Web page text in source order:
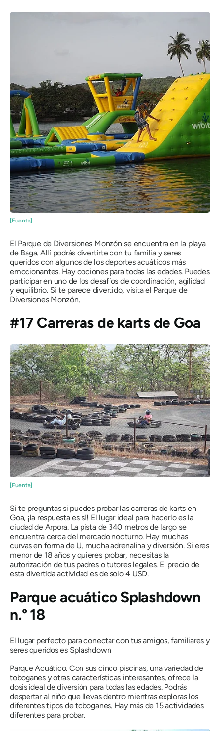
[Fuente]
El Parque de Diversiones Monzón se encuentra en la playa
de Baga. Allí podrás divertirte con tu familia y seres
queridos con algunos de los deportes acuáticos más
emocionantes. Hay opciones para todas las edades. Puedes
participar en uno de los desafíos de coordinación, agilidad
y equilibrio. Si te parece divertido, visita el Parque de
Diversiones Monzón.
#17 Carreras de karts de Goa
[Fuente]
Si te preguntas si puedes probar las carreras de karts en
Goa, ¡la respuesta es sí! El lugar ideal para hacerlo es la
ciudad de Arpora. La pista de 340 metros de largo se
encuentra cerca del mercado nocturno. Hay muchas
curvas en forma de U, mucha adrenalina y diversión. Si eres
menor de 18 años y quieres probar, necesitas la
autorización de tus padres o tutores legales. El precio de
esta divertida actividad es de solo 4 USD.
Parque acuático Splashdown
n.° 18
El lugar perfecto para conectar con tus amigos, familiares y
seres queridos es Splashdown
Parque Acuático. Con sus cinco piscinas, una variedad de
toboganes y otras características interesantes, ofrece la
dosis ideal de diversión para todas las edades. Podrás
despertar al niño que llevas dentro mientras exploras los
diferentes tipos de toboganes. Hay más de 15 actividades
diferentes para probar.